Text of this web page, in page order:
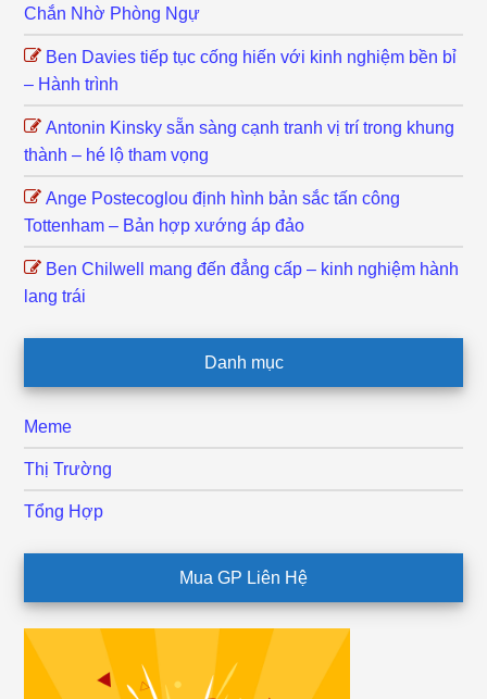
Chắn Nhờ Phòng Ngự
Ben Davies tiếp tục cống hiến với kinh nghiệm bền bỉ
– Hành trình
Antonin Kinsky sẵn sàng cạnh tranh vị trí trong khung
thành – hé lộ tham vọng
Ange Postecoglou định hình bản sắc tấn công
Tottenham – Bản hợp xướng áp đảo
Ben Chilwell mang đến đẳng cấp – kinh nghiệm hành
lang trái
Danh mục
Meme
Thị Trường
Tổng Hợp
Mua GP Liên Hệ